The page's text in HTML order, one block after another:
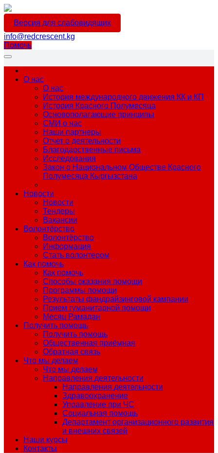
Версия для слабовидящих
info@redcrescent.kg
Помочь
О нас
О нас
История международного движения КК и КП
История Красного Полумесяца
Основополагающие принципы
СМИ о нас
Наши партнеры
Отчет о деятельности
Благодарственные письма
Исследования
Закон о Национальном Обществе Красного
Полумесяца Кыргызстана
Новости
Новости
Тендеры
Вакансии
Волонтёрство
Волонтёрство
Информация
Стать волонтером
Как помочь
Как помочь
Способы оказания помощи
Программы помощи
Результаты фандрайзинговой кампании
Прием гуманитарной помощи
Месяц Рамадан
Получить помощь
Получить помощь
Общественная приёмная
Обратная связь
Что мы делаем
Что мы делаем
Направления деятельности
Направления деятельности
Здравоохранение
Управление при ЧС
Социальная помощь
Департамент организационного развития
и внешних связей
Наши курсы
Контакты